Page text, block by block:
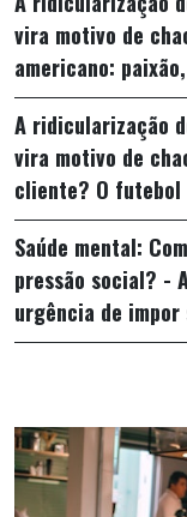
vira motivo de
americano:
A ridicularização
vira motivo de
cliente? O futebol
Saúde mental:
pressão social? -
urgência de